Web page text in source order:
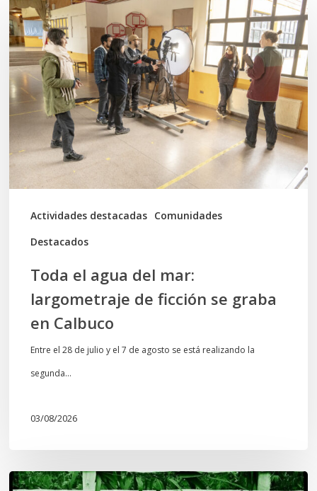
Actividades destacadas Comunidades
Destacados
el
agua
del
mar:
largometraje
de
ficción
se
graba
Toda el agua del mar:
largometraje de ficción se graba
en Calbuco
Entre el 28 de julio y el 7 de agosto se está realizando la
segunda…
03/08/2026
Lof